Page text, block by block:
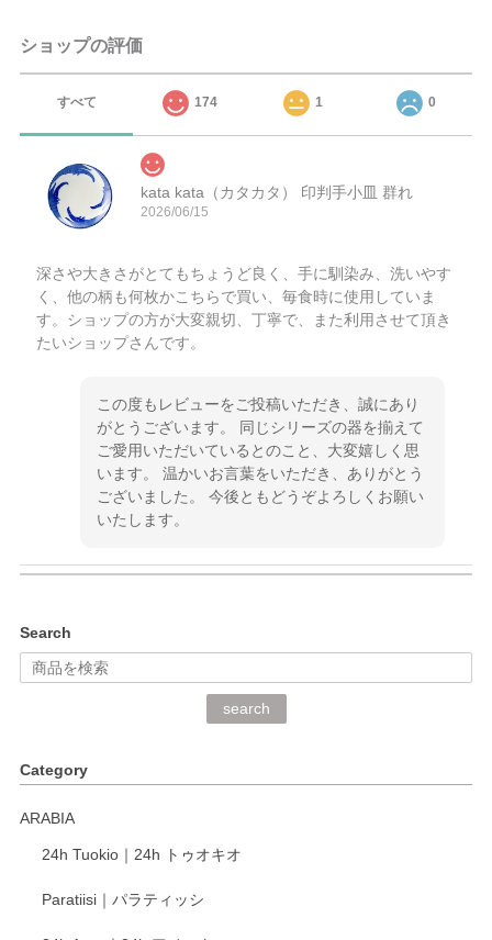
ショップの評価
すべて 174 1 0
kata kata（カタカタ） 印判手小皿 群れ
2026/06/15
深さや大きさがとてもちょうど良く、手に馴染み、洗いやす
く、他の柄も何枚かこちらで買い、毎食時に使用していま
す。ショップの方が大変親切、丁寧で、また利用させて頂き
たいショップさんです。
この度もレビューをご投稿いただき、誠にあり
がとうございます。 同じシリーズの器を揃えて
ご愛用いただいているとのこと、大変嬉しく思
います。 温かいお言葉をいただき、ありがとう
ございました。 今後ともどうぞよろしくお願い
いたします。
深さや大きさがとてもちょうど良く、手に馴染み、洗いやす
く、他の柄も何枚かこちらで買い、毎食時に使用していま
く交換して下さいました。
がとうございます。 同じシリーズの器を揃えて
います。 温かいお言葉をいただき、ありがとう
Search
search
Category
ARABIA
24h Tuokio｜24h トゥオキオ
Paratiisi｜パラティッシ